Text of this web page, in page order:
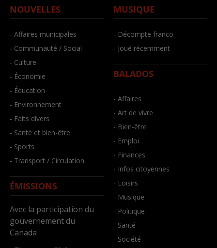
NOUVELLES
- Affaires municipales
- Communauté / Social
- Culture
- Économie
- Éducation
- Environnement
- Faits divers
- Santé et bien-être
- Sports
- Transport / Circulation
ÉMISSIONS
Avec la participation du
gouvernement du
Canada
MUSIQUE
- Décompte franco
- Joué récemment
BALADOS
- Affaires
- Art de vivre
- Bien-être
- Emploi
- Finances
- Infos citoyennes
- Loisirs
- Musique
- Politique
- Santé
- Société